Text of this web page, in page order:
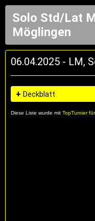
Solo Std/Lat
Möglingen
06.04.2025 - LM,
+ Deckblatt
Diese Liste wurde mit TopTurnier